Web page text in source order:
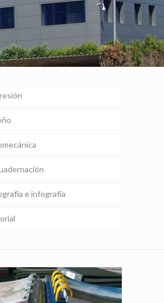
e infografía